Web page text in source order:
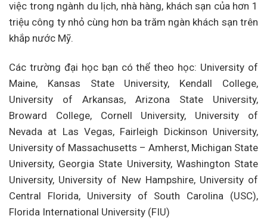
việc trong ngành du lịch, nhà hàng, khách sạn của hơn 1
triệu công ty nhỏ cùng hơn ba trăm ngàn khách sạn trên
khắp nước Mỹ.
Các trường đại học bạn có thể theo học: University of
Maine, Kansas State University, Kendall College,
University of Arkansas, Arizona State University,
Broward College, Cornell University, University of
Nevada at Las Vegas, Fairleigh Dickinson University,
University of Massachusetts – Amherst, Michigan State
University, Georgia State University, Washington State
University, University of New Hampshire, University of
Central Florida, University of South Carolina (USC),
Florida International University (FIU)